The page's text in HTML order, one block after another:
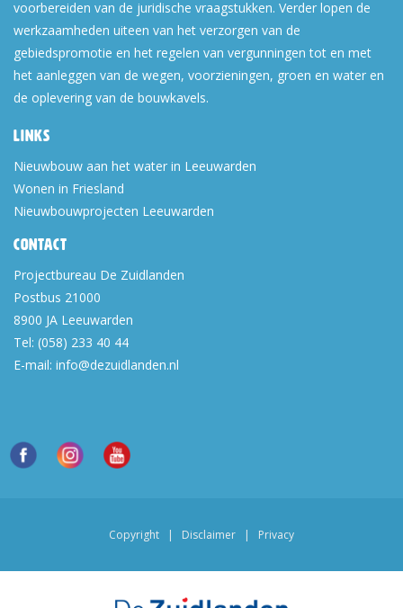
voorbereiden van de juridische vraagstukken. Verder lopen de
werkzaamheden uiteen van het verzorgen van de
gebiedspromotie en het regelen van vergunningen tot en met
het aanleggen van de wegen, voorzieningen, groen en water en
de oplevering van de bouwkavels.
Links
Nieuwbouw aan het water in Leeuwarden
Wonen in Friesland
Nieuwbouwprojecten Leeuwarden
Contact
Projectbureau De Zuidlanden
Postbus 21000
8900 JA Leeuwarden
Tel: (058) 233 40 44
E-mail: info@dezuidlanden.nl
Copyright | Disclaimer | Privacy